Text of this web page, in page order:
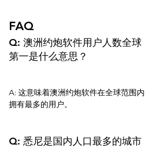
FAQ
Q: 澳洲约炮软件用户人数全球
第一是什么意思？
A: 这意味着澳洲约炮软件在全球范围内
拥有最多的用户。
Q: 悉尼是国内人口最多的城市